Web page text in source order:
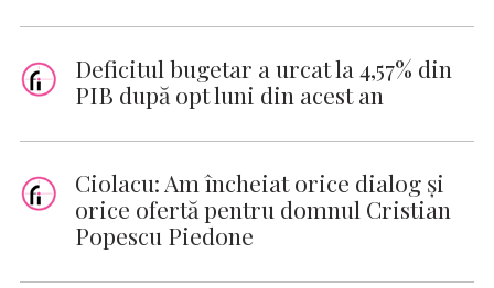
Deficitul bugetar a urcat la 4,57% din
PIB după opt luni din acest an
Ciolacu: Am încheiat orice dialog şi
orice ofertă pentru domnul Cristian
Popescu Piedone